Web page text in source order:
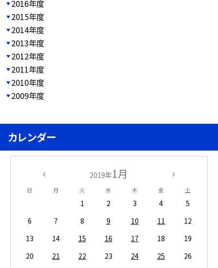
2016年度
2015年度
2014年度
2013年度
2012年度
2011年度
2010年度
2009年度
カレンダー
2019年1月
日 月 火 水 木 金 土
1 2 3 4
5
6
7 8 9 10 11
12
13
14 15 16 17 18
19
20
21 22 23 24 25
26